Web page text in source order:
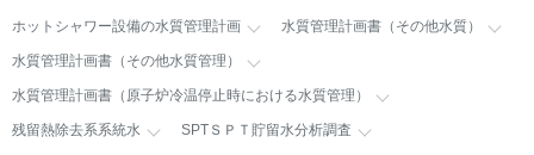
ホットシャワー設備の水質管理計画 水質管理計画書（その他水質）
水質管理計画書（その他水質管理）
水質管理計画書（原子炉冷温停止時における水質管理）
残留熱除去系系統水 SPTＳＰＴ貯留水分析調査